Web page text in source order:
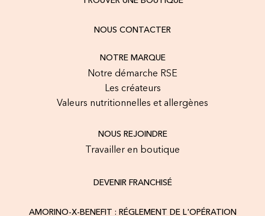
NOUS CONTACTER
NOTRE MARQUE
Notre démarche RSE
Les créateurs
Valeurs nutritionnelles et allergènes
NOUS REJOINDRE
Travailler en boutique
DEVENIR FRANCHISÉ
AMORINO-X-BENEFIT : RÉGLEMENT DE L'OPÉRATION